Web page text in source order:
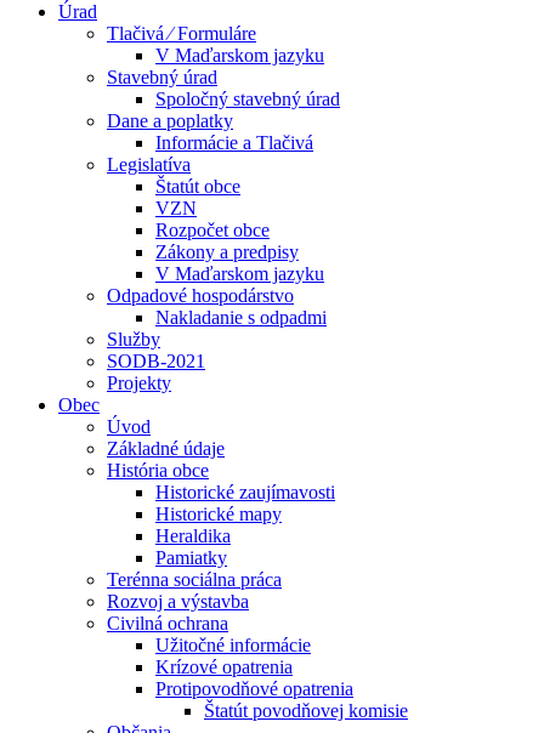
Úrad
Tlačivá ⁄ Formuláre
V Maďarskom jazyku
Stavebný úrad
Spoločný stavebný úrad
Dane a poplatky
Informácie a Tlačivá
Legislatíva
Štatút obce
VZN
Rozpočet obce
Zákony a predpisy
V Maďarskom jazyku
Odpadové hospodárstvo
Nakladanie s odpadmi
Služby
SODB-2021
Projekty
Obec
Úvod
Základné údaje
História obce
Historické zaujímavosti
Historické mapy
Heraldika
Pamiatky
Terénna sociálna práca
Rozvoj a výstavba
Civilná ochrana
Užitočné informácie
Krízové opatrenia
Protipovodňové opatrenia
Štatút povodňovej komisie